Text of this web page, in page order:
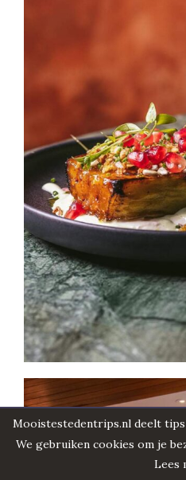
Mooistestedentrips.nl deelt
We gebruiken cookies om je
Lees